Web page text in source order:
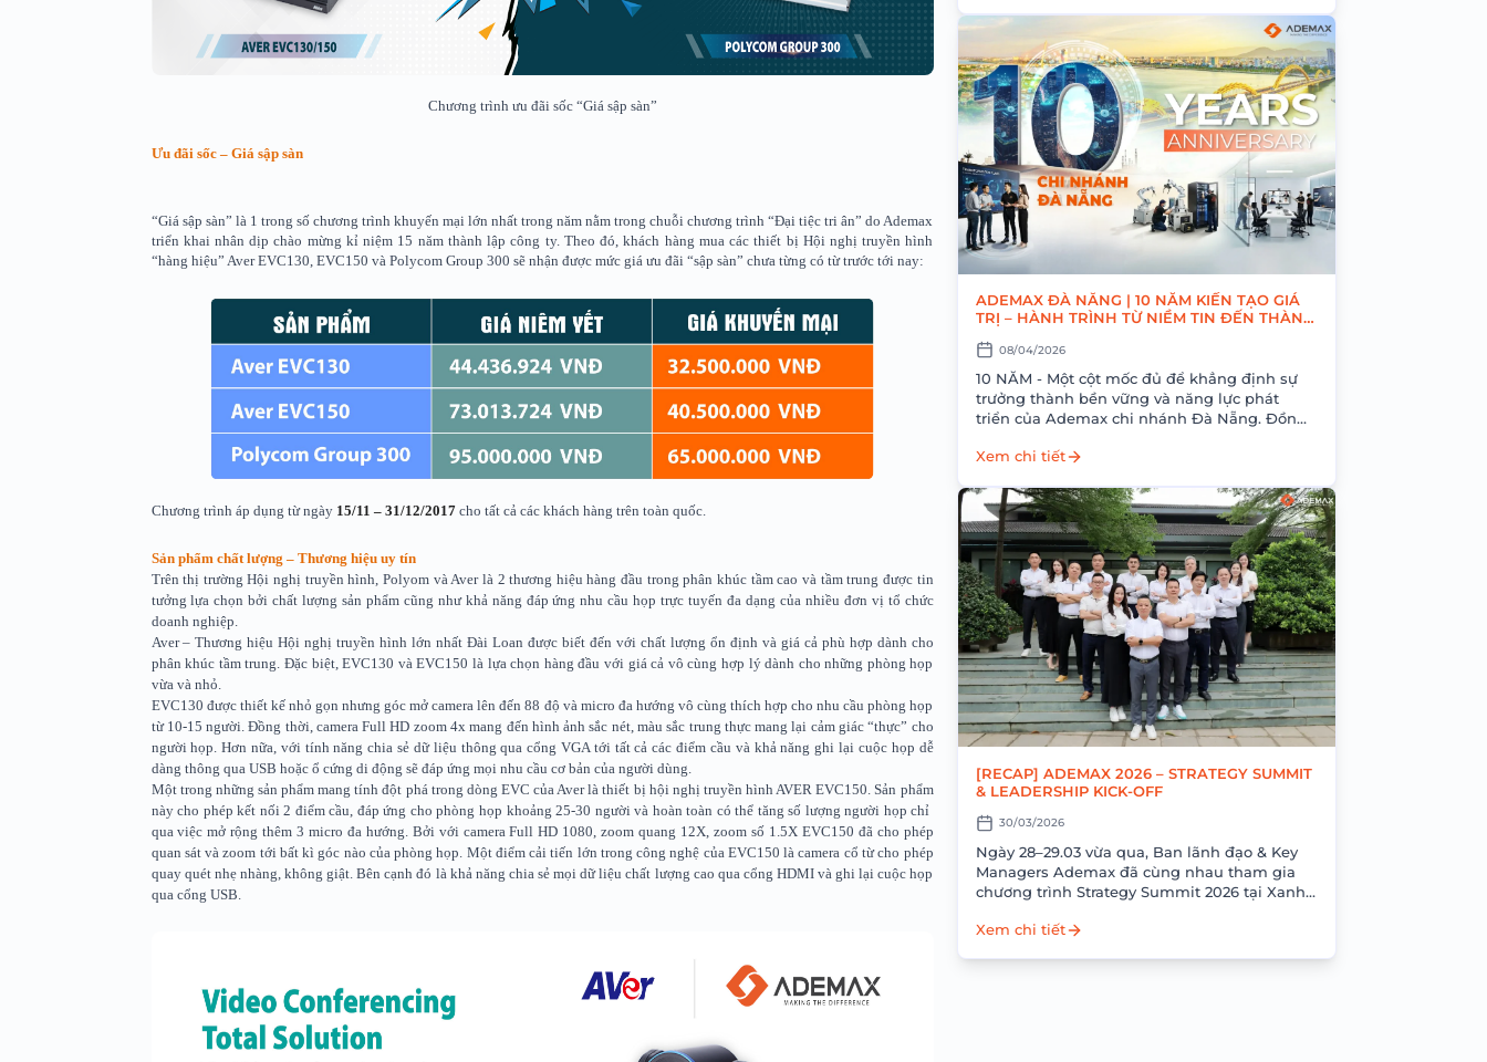
Chương trình ưu đãi sốc “Giá sập sàn”
Ưu đãi sốc – Giá sập sàn
“Giá sập sàn” là 1 trong số chương trình khuyến mại lớn nhất trong năm nằm trong chuỗi chương trình “Đại tiệc tri ân” do Ademax
triển khai nhân dịp chào mừng kỉ niệm 15 năm thành lập công ty. Theo đó, khách hàng mua các thiết bị Hội nghị truyền hình
“hàng hiệu” Aver EVC130, EVC150 và Polycom Group 300 sẽ nhận được mức giá ưu đãi “sập sàn” chưa từng có từ trước tới nay:
Chương trình áp dụng từ ngày 15/11 – 31/12/2017cho tất cả các khách hàng trên toàn quốc.
Sản phẩm chất lượng – Thương hiệu uy tín
Trên thị trường Hội nghị truyền hình, Polyom và Aver là 2 thương hiệu hàng đầu trong phân khúc tầm cao và tầm trung được tin
tưởng lựa chọn bởi chất lượng sản phẩm cũng như khả năng đáp ứng nhu cầu họp trực tuyến đa dạng của nhiều đơn vị tổ chức
doanh nghiệp.
Aver – Thương hiệu Hội nghị truyền hình lớn nhất Đài Loan được biết đến với chất lượng ổn định và giá cả phù hợp dành cho
phân khúc tầm trung. Đặc biệt, EVC130 và EVC150 là lựa chọn hàng đầu với giá cả vô cùng hợp lý dành cho những phòng họp
vừa và nhỏ.
EVC130 được thiết kế nhỏ gọn nhưng góc mở camera lên đến 88 độ và micro đa hướng vô cùng thích hợp cho nhu cầu phòng họp
từ 10-15 người. Đồng thời, camera Full HD zoom 4x mang đến hình ảnh sắc nét, màu sắc trung thực mang lại cảm giác “thực” cho
người họp. Hơn nữa, với tính năng chia sẻ dữ liệu thông qua cổng VGA tới tất cả các điểm cầu và khả năng ghi lại cuộc họp dễ
dàng thông qua USB hoặc ổ cứng di động sẽ đáp ứng mọi nhu cầu cơ bản của người dùng.
Một trong những sản phẩm mang tính đột phá trong dòng EVC của Aver là thiết bị hội nghị truyền hình AVER EVC150. Sản phẩm
này cho phép kết nối 2 điểm cầu, đáp ứng cho phòng họp khoảng 25-30 người và hoàn toàn có thể tăng số lượng người họp chỉ
qua việc mở rộng thêm 3 micro đa hướng. Bởi với camera Full HD 1080, zoom quang 12X, zoom số 1.5X EVC150 đã cho phép
quan sát và zoom tới bất kì góc nào của phòng họp. Một điểm cải tiến lớn trong công nghệ của EVC150 là camera cổ từ cho phép
quay quét nhẹ nhàng, không giật. Bên cạnh đó là khả năng chia sẻ mọi dữ liệu chất lượng cao qua cổng HDMI và ghi lại cuộc họp
qua cổng USB.
ADEMAX ĐÀ NẴNG | 10 NĂM KIẾN TẠO GIÁ
TRỊ – HÀNH TRÌNH TỪ NIỀM TIN ĐẾN THÀNH
08/04/2026
10 NĂM - Một cột mốc đủ để khẳng định sự
trưởng thành bền vững và năng lực phát
triển của Ademax chi nhánh Đà Nẵng. Đồng
Xem chi tiết
[RECAP] ADEMAX 2026 – STRATEGY SUMMIT
& LEADERSHIP KICK-OFF
30/03/2026
Ngày 28–29.03 vừa qua, Ban lãnh đạo & Key
Managers Ademax đã cùng nhau tham gia
chương trình Strategy Summit 2026 tại Xanh
Xem chi tiết